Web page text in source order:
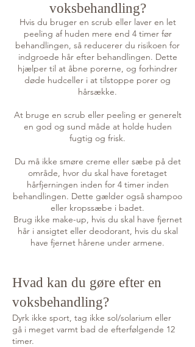
voksbehandling?​
Hvis du bruger en scrub eller laver en let
peeling af huden mere end 4 timer før
behandlingen, så reducerer du risikoen for
indgroede hår efter behandlingen. Dette
hjælper til at åbne porerne, og forhindrer
døde hudceller i at tilstoppe porer og
hårsække.
At bruge en scrub eller peeling er generelt
en god og sund måde at holde huden
fugtig og frisk.
Du må ikke smøre creme eller sæbe på det
område, hvor du skal have foretaget
hårfjerningen inden for 4 timer inden
behandlingen. Dette gælder også shampoo
eller kropssæbe i badet.
Brug ikke make-up, hvis du skal have fjernet
hår i ansigtet eller deodorant, hvis du skal
have fjernet hårene under armene.
Hvad kan du gøre efter en
voksbehandling?
Dyrk ikke sport, tag ikke sol/solarium eller
gå i meget varmt bad de efterfølgende 12
timer.